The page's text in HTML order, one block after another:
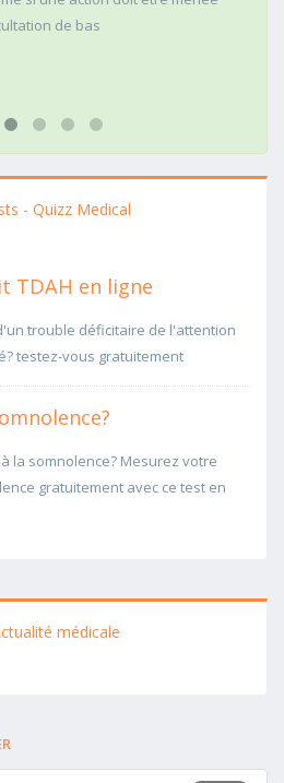
de bas
- Quizz Medical
TDAH en ligne
trouble déficitaire de l'attention
testez-vous gratuitement
la somnolence? Mesurez votre
gratuitement avec ce test en
médicale